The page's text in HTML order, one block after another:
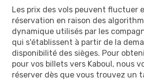
Les prix des vols peuvent fluctuer
réservation en raison des
dynamique utilisés par les
qui s'établissent à partir de la
disponibilité des sièges. Pour
pour vos billets vers Kaboul, nous
réserver dès que vous trouvez un